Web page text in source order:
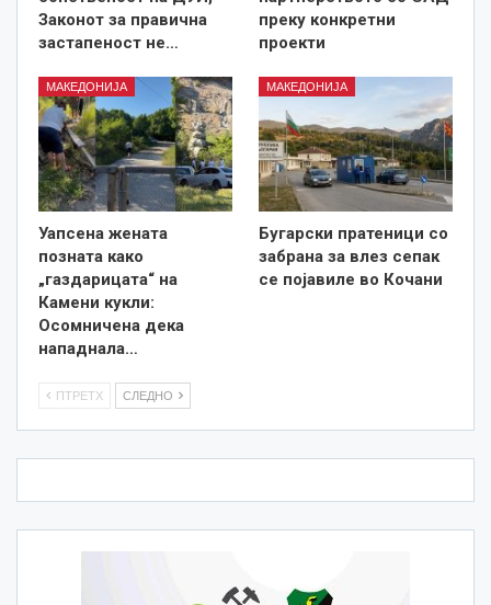
Законот за правична
застапеност не…
преку конкретни
проекти
МАКЕДОНИЈА
Уапсена жената
позната како
„газдарицата“ на
Камени кукли:
Осомничена дека
нападнала…
МАКЕДОНИЈА
Бугарски пратеници со
забрана за влез сепак
се појавиле во Кочани
ПТРЕТХ СЛЕДНО